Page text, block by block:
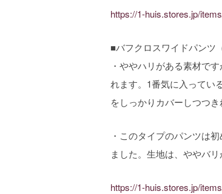
https://1-huis.stores.jp/
■バフクロスワイドパンツ
・ややハリがある素材で
れます。1番気に入ってい
をしっかりカバーしつつ
・このタイプのパンツは
ました。生地は、ややバ
https://1-huis.stores.jp/